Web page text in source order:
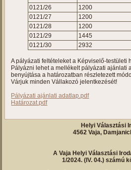
0121/26
1200
0121/27
1200
0121/28
1200
0121/29
1445
0121/30
2932
A pályázati feltételeket a Képviselő-testületi
Pályázni lehet a mellékelt pályázati ajánlati
benyújtása a határozatban részletezett
Várjuk minden Vállakozó jelentkezését!
Pályázati ajánlati adatlap.pdf
Határozat.pdf
Helyi Választási
4562 Vaja,
A Vaja Helyi Választási
1/2024. (IV. 04.) számú